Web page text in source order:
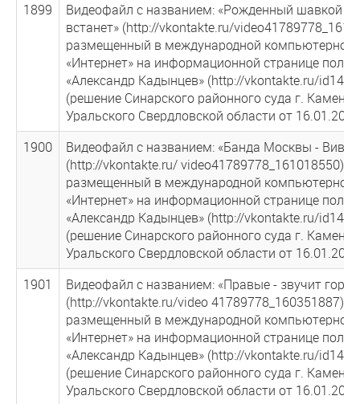
1899
Видеофайл с названием: «Рожденный шавкой -
встанет» (http://vkontakte.ru/
размещенный в международной компьютерной
«Интернет» на информационной странице
«Александр Кадынцев» (http://vkontakte.ru/
(решение Синарского районного суда г.
Уральского Свердловской области от
1900
Видеофайл с названием: «Банда Москвы -
(http://vkontakte.ru/ video41789778_161018550),
размещенный в международной компьютерной
«Интернет» на информационной странице
«Александр Кадынцев» (http://vkontakte.ru/
(решение Синарского районного суда г.
Уральского Свердловской области от
1901
Видеофайл с названием: «Правые - звучит
(http://vkontakte.ru/video 41789778_160351887),
размещенный в международной компьютерной
«Интернет» на информационной странице
«Александр Кадынцев» (http://vkontakte.ru/
(решение Синарского районного суда г.
Уральского Свердловской области от